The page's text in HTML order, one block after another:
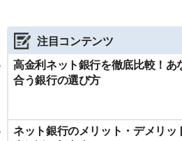
注目コンテンツ
高金利ネット銀行を徹底比較！あ
合う銀行の選び方
ネット銀行のメリット・デメリッ